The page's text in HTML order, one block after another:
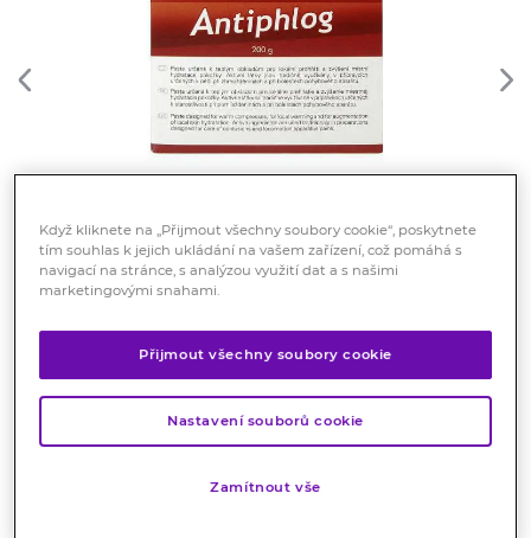
Antiphlog 200g
Pasta k teplým obkladům pro lokální zahřátí a ke
zvýšení hydratace pokožky.
Když kliknete na „Přijmout všechny soubory cookie“, poskytnete
tím souhlas k jejich ukládání na vašem zařízení, což pomáhá s
navigací na stránce, s analýzou využití dat a s našimi
marketingovými snahami.
Přijmout všechny soubory cookie
Nastavení souborů cookie
Zamítnout vše